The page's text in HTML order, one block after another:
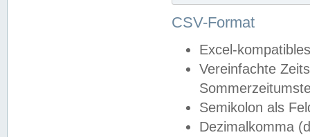
CSV-Format
Excel-
Vereinfachte
Semikolon als
Dezimalkomma